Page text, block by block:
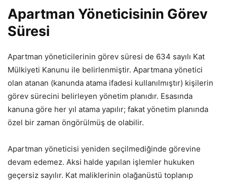
Apartman Yöneticisinin Görev
Süresi
Apartman yöneticilerinin görev süresi de 634 sayılı Kat
Mülkiyeti Kanunu ile belirlenmiştir. Apartmana yönetici
olan atanan (kanunda atama ifadesi kullanılmıştır) kişilerin
görev sürecini belirleyen yönetim planıdır. Esasında
kanuna göre her yıl atama yapılır; fakat yönetim planında
özel bir zaman öngörülmüş de olabilir.
Apartman yöneticisi yeniden seçilmediğinde görevine
devam edemez. Aksi halde yapılan işlemler hukuken
geçersiz sayılır. Kat maliklerinin olağanüstü toplanıp